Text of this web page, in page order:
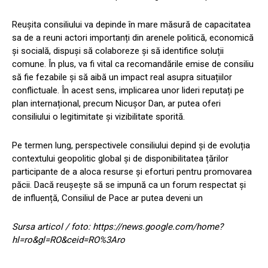
Reușita consiliului va depinde în mare măsură de capacitatea
sa de a reuni actori importanți din arenele politică, economică
și socială, dispuși să colaboreze și să identifice soluții
comune. În plus, va fi vital ca recomandările emise de consiliu
să fie fezabile și să aibă un impact real asupra situațiilor
conflictuale. În acest sens, implicarea unor lideri reputați pe
plan internațional, precum Nicușor Dan, ar putea oferi
consiliului o legitimitate și vizibilitate sporită.
Pe termen lung, perspectivele consiliului depind și de evoluția
contextului geopolitic global și de disponibilitatea țărilor
participante de a aloca resurse și eforturi pentru promovarea
păcii. Dacă reușește să se impună ca un forum respectat și
de influență, Consiliul de Pace ar putea deveni un
Sursa articol / foto: https://news.google.com/home?
hl=ro&gl=RO&ceid=RO%3Aro